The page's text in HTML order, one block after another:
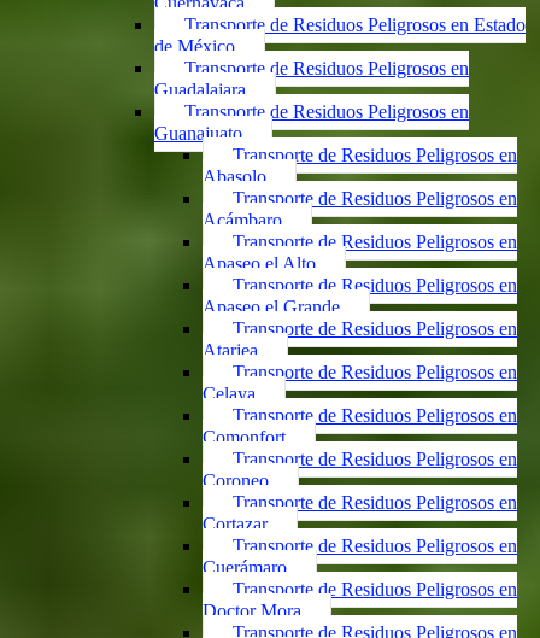
Transporte de Residuos Peligrosos en Estado
de México
Transporte de Residuos Peligrosos en
Guadalajara
Transporte de Residuos Peligrosos en
Guanajuato
Transporte de Residuos Peligrosos en
Abasolo
Transporte de Residuos Peligrosos en
Acámbaro
Transporte de Residuos Peligrosos en
Apaseo el Alto
Transporte de Residuos Peligrosos en
Apaseo el Grande
Transporte de Residuos Peligrosos en
Atarjea
Transporte de Residuos Peligrosos en
Celaya
Transporte de Residuos Peligrosos en
Comonfort
Transporte de Residuos Peligrosos en
Coroneo
Transporte de Residuos Peligrosos en
Cortazar
Transporte de Residuos Peligrosos en
Cuerámaro
Transporte de Residuos Peligrosos en
Doctor Mora
Transporte de Residuos Peligrosos en